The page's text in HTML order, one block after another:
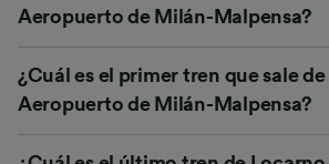
Aeropuerto de Milán-Malpensa?
¿Cuál es el primer tren que sale
Aeropuerto de Milán-Malpensa?